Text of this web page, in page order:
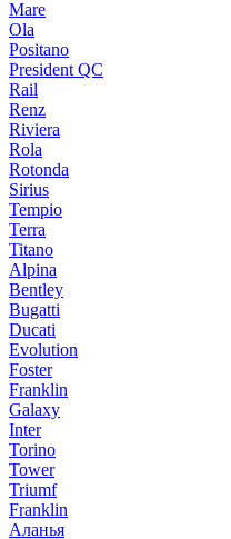
Mare
Ola
Positano
President QC
Rail
Renz
Riviera
Rola
Rotonda
Sirius
Tempio
Terra
Titano
Alpina
Bentley
Bugatti
Ducati
Evolution
Foster
Franklin
Galaxy
Inter
Torino
Tower
Triumf
Franklin
Аланья